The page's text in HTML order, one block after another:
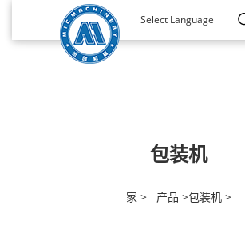
Select Language
包装机
家 > 产品 >包装机 >